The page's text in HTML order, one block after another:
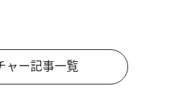
ャー記事一覧